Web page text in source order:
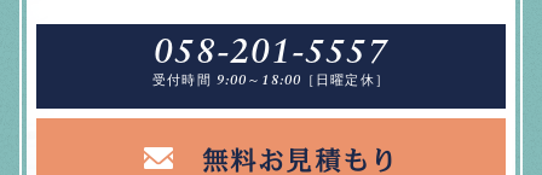
058-201-5557
受付時間 9:00～18:00［日曜定休］
無料お見積もり